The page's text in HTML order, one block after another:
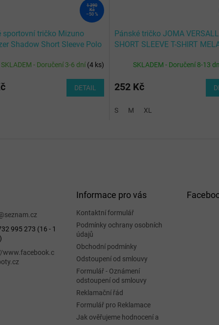
1 390
Kč
–50 %
sportovní tričko Mizuno
Shadow Short Sleeve Polo
SKLADEM - Doručení 3-6 dní(4 ks)
DETAIL
Pánské tričko JOMA
SHORT SLEEVE T-SHIRT
SKLADEM - Doručení 8-13
252 Kč
S M XL
seznam.cz
995 273 (16 - 1
www.facebook.c
Informace pro vás
Kontaktní formulář
Podmínky ochrany osobních
údajů
Obchodní podmínky
Odstoupení od smlouvy
Formulář - Oznámení
odstoupení od smlouvy
Reklamační řád
Formulář pro Reklamace
Jak ověřujeme hodnocení a